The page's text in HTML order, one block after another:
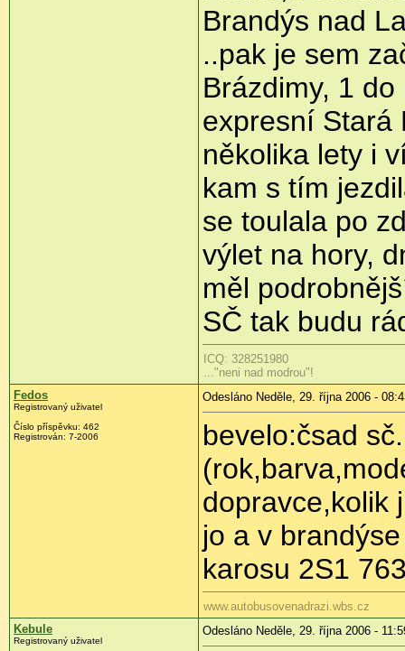
Brandýs nad
..pak je sem
Brázdimy, 1
expresní Stará
několika lety i
kam s tím
se toulala po
výlet na hory,
měl
SČ tak budu
ICQ: 328251980
..."neni nad modrou"!
Fedos
Registrovaný uživatel
Číslo příspěvku: 462
Registrován: 7-2006
Odesláno Neděle, 29. října 2006 -
bevelo:čsad
dopravce,kolik
jo a v
karosu 2S1
www.autobusovenadrazi.wbs.cz
Kebule
Registrovaný uživatel
Odesláno Neděle, 29. října 2006 -